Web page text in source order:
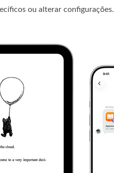
ou alterar configurações.